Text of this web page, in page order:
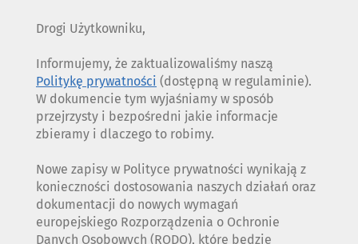
Drogi Użytkowniku,
Informujemy, że zaktualizowaliśmy naszą
Politykę prywatności (dostępną w regulaminie).
W dokumencie tym wyjaśniamy w sposób
przejrzysty i bezpośredni jakie informacje
zbieramy i dlaczego to robimy.
Nowe zapisy w Polityce prywatności wynikają z
konieczności dostosowania naszych działań oraz
dokumentacji do nowych wymagań
europejskiego Rozporządzenia o Ochronie
Danych Osobowych (RODO), które będzie